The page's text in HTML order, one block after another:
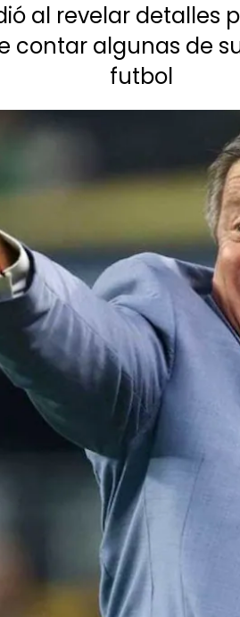
al revelar
contar algunas de
futbol